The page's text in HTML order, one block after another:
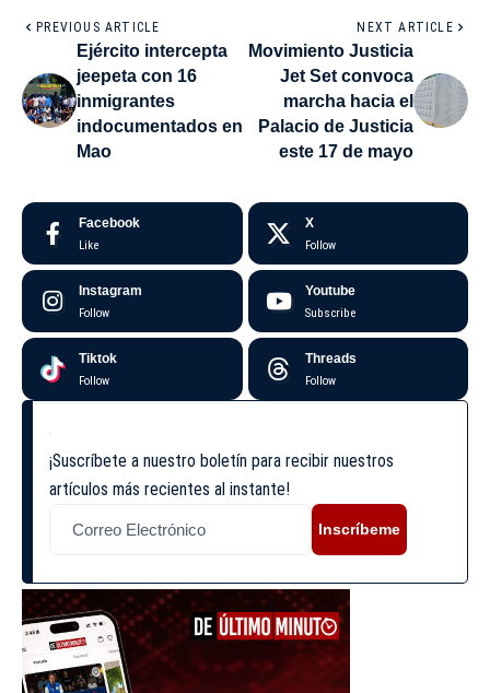
PREVIOUS ARTICLE
Ejército intercepta
jeepeta con 16
inmigrantes
indocumentados en
Mao
NEXT ARTICLE
Movimiento Justicia
Jet Set convoca
marcha hacia el
Palacio de Justicia
este 17 de mayo
Facebook
Like
X
Follow
Instagram
Follow
Youtube
Subscribe
Tiktok
Follow
Threads
Follow
¡Suscríbete a nuestro boletín para recibir nuestros
artículos más recientes al instante!
Inscríbeme